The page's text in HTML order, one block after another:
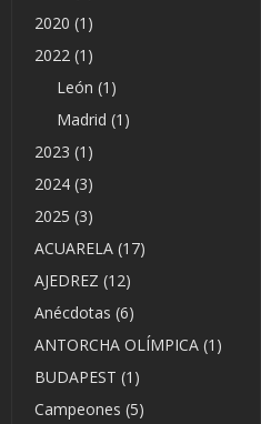
2020 (1)
2022 (1)
León (1)
Madrid (1)
2023 (1)
2024 (3)
2025 (3)
ACUARELA (17)
AJEDREZ (12)
Anécdotas (6)
ANTORCHA OLÍMPICA (1)
BUDAPEST (1)
Campeones (5)